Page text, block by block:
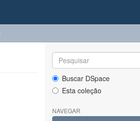
Buscar DSpace
Esta coleção
NAVEGAR